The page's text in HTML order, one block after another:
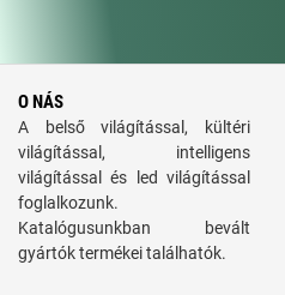
O NÁS
A belső világítással, kültéri
világítással, intelligens
világítással és led világítással
foglalkozunk.
Katalógusunkban bevált
gyártók termékei találhatók.